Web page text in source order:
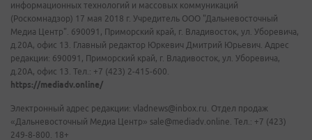
информационных технологий и массовых коммуникаций
(Роскомнадзор) 17 мая 2018 г. Учредитель ООО "Дальневосточный
Медиа Центр". 690091, Приморский край, г. Владивосток, ул. Уборевича,
д.20А, офис 13. Главный редактор Юркевич Дмитрий Юрьевич. Адрес
редакции: 690091, Приморский край, г. Владивосток, ул. Уборевича,
д.20А, офис 13. Тел.: +7 (423) 2-415-600.
https://mediadv.online/
Электронный адрес редакции: vladnews@inbox.ru. Отдел продаж
«Дальневосточный Медиа Центр» sale@mediadv.online. Тел.: +7 (423)
249-8-800. 18+